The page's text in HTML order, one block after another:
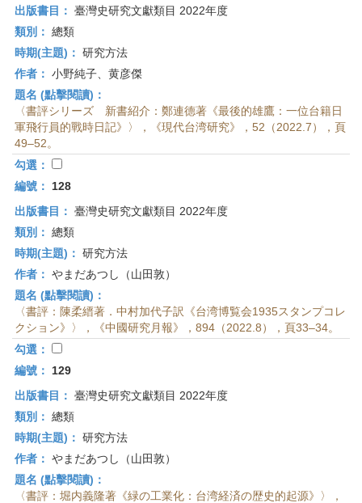
出版書目： 臺灣史研究文獻類目 2022年度
類別： 總類
時期(主題)： 研究方法
作者： 小野純子、黄彦傑
題名 (點擊閱讀)：
〈書評シリーズ 新書紹介：鄭連德著《最後的雄鷹：一位台籍日
軍飛行員的戰時日記》〉，《現代台湾研究》，52（2022.7），頁
49–52。
勾選：
編號：
128
出版書目： 臺灣史研究文獻類目 2022年度
類別： 總類
時期(主題)： 研究方法
作者： やまだあつし（山田敦）
題名 (點擊閱讀)：
〈書評：陳柔縉著．中村加代子訳《台湾博覧会1935スタンプコレ
クション》〉，《中國研究月報》，894（2022.8），頁33–34。
勾選：
編號：
129
出版書目： 臺灣史研究文獻類目 2022年度
類別： 總類
時期(主題)： 研究方法
作者： やまだあつし（山田敦）
題名 (點擊閱讀)：
〈書評：堀内義隆著《緑の工業化：台湾経済の歴史的起源》〉，